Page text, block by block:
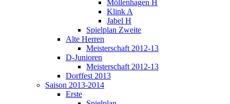
Möllenhagen H
Klink A
Jabel H
Spielplan Zweite
Alte Herren
Meisterschaft 2012-13
D-Junioren
Meisterschaft 2012-13
Dorffest 2013
Saison 2013-2014
Erste